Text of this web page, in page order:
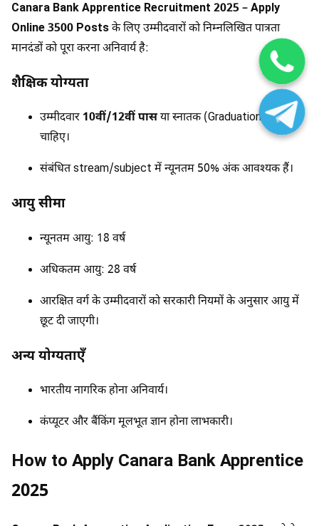
Canara Bank Apprentice Recruitment 2025 – Apply
Online 3500 Postsके लिए उम्मीदवारों को निम्नलिखित पात्रता
मानदंडों को पूरा करना अनिवार्य है:
शैक्षिक योग्यता
उम्मीदवार 10वीं/12वीं पासया स्नातक (Graduation) होना
चाहिए।
संबंधित stream/subject में न्यूनतम 50% अंक आवश्यक हैं।
आयु सीमा
न्यूनतम आयु: 18 वर्ष
अधिकतम आयु: 28 वर्ष
आरक्षित वर्ग के उम्मीदवारों को सरकारी नियमों के अनुसार आयु में
छूट दी जाएगी।
अन्य योग्यताएँ
भारतीय नागरिक होना अनिवार्य।
कंप्यूटर और बैंकिंग मूलभूत ज्ञान होना लाभकारी।
How to Apply Canara Bank Apprentice
2025